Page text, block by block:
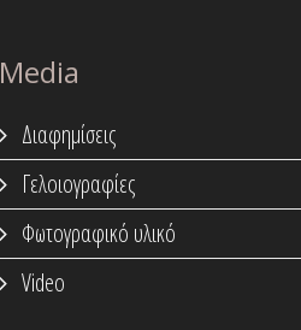
Media
Διαφημίσεις
Γελοιογραφίες
Φωτογραφικό υλικό
Video